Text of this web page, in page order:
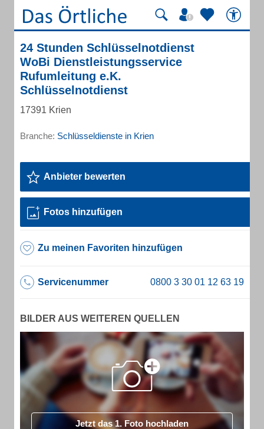
24 Stunden Schlüsselnotdienst
WoBi Dienstleistungsservice
Rufumleitung e.K.
Schlüsselnotdienst
17391 Krien
Branche: Schlüsseldienste in Krien
Anbieter bewerten
Fotos hinzufügen
Zu meinen Favoriten hinzufügen
Servicenummer
BILDER AUS WEITEREN QUELLEN
Jetzt das 1. Foto hochladen